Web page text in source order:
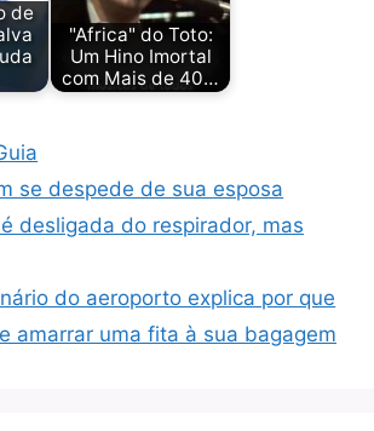
de
"Africa" do Toto:
Um Hino Imortal
com Mais de 40…
se despede de sua esposa
desligada do respirador, mas
do aeroporto explica por que
amarrar uma fita à sua bagagem